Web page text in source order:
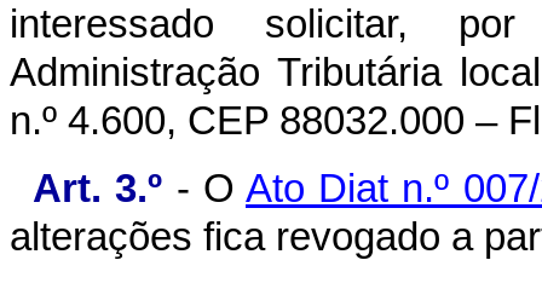
interessado solicitar,
Administração Tributária
n.º 4.600, CEP 88032.000 –
Art. 3.º - O Ato Diat n.º
alterações fica revogado a